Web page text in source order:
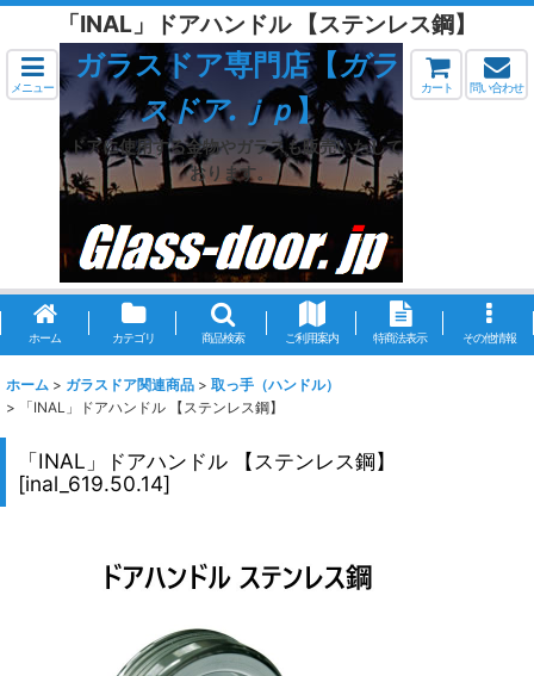
「INAL」ドアハンドル 【ステンレス鋼】
メニュー
ガラスドア専門店【ガラ
スドア.ｊｐ】
ドアに使用する金物やガラスも販売いたして
おります。
カート 問い合わせ
ホーム カテゴリ 商品検索 ご利用案内 特商法表示 その他情報
ホーム > ガラスドア関連商品 > 取っ手（ハンドル）
>
「INAL」ドアハンドル 【ステンレス鋼】
「INAL」ドアハンドル 【ステンレス鋼】
[inal_619.50.14]